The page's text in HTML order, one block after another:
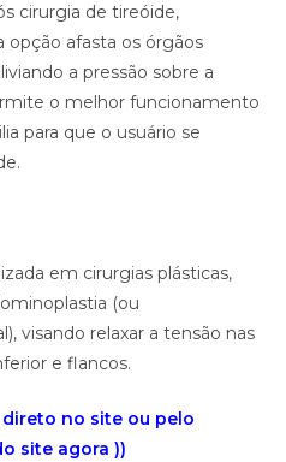
cirurgia de tireóide,
opção afasta os órgãos
a pressão sobre a
o melhor funcionamento
para que o usuário se
em cirurgias plásticas,
(ou
visando relaxar a tensão nas
e flancos.
no site ou pelo
site agora ))